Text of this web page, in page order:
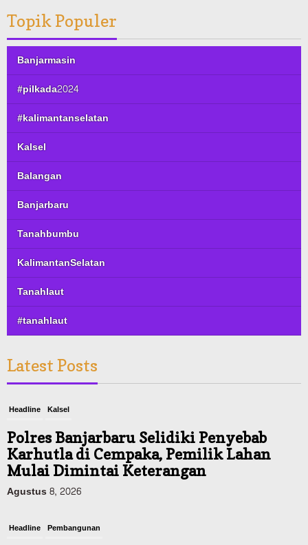
Topik Populer
Banjarmasin
#pilkada2024
#kalimantanselatan
Kalsel
Balangan
Banjarbaru
Tanahbumbu
KalimantanSelatan
Tanahlaut
#tanahlaut
Latest Posts
Headline Kalsel
Polres Banjarbaru Selidiki Penyebab
Karhutla di Cempaka, Pemilik Lahan
Mulai Dimintai Keterangan
Agustus 8, 2026
Headline Pembangunan